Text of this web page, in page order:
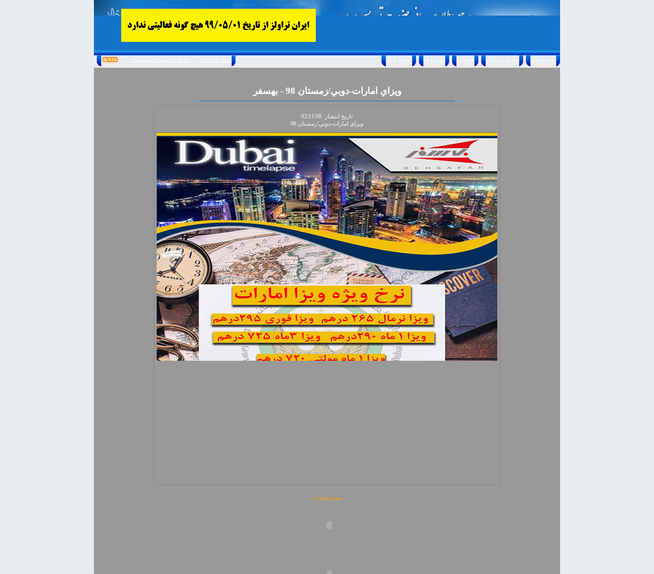
Saturday, August 8, 2026 25/صفر/1448 ارتباط با ما درباره ما تبليغات خدمات رايگان صفحه اول
ويزاي امارات-دوبي/زمستان 98 - بهسفر
تاريخ انتشار: 02/11/98
ويزاي امارات-دوبي/زمستان 98
محل تبلیغات: